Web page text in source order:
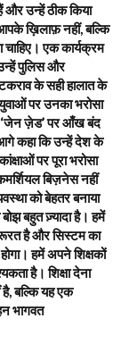
और उन्हें ठीक किया
ख़िलाफ़ नहीं, बल्कि
चाहिए। एक कार्यक्रम
पुलिस और
टकराव के सही हालात के
पर उनका भरोसा
ज़ेड’ पर आँख बंद
कहा कि उन्हें देश के
पर पूरा भरोसा
बिज़नेस नहीं
को बेहतर बनाया
बहुत ज़्यादा है। हमें
है और सिस्टम का
हमें अपने शिक्षकों
है। शिक्षा देना
है, बल्कि यह एक
भागवत